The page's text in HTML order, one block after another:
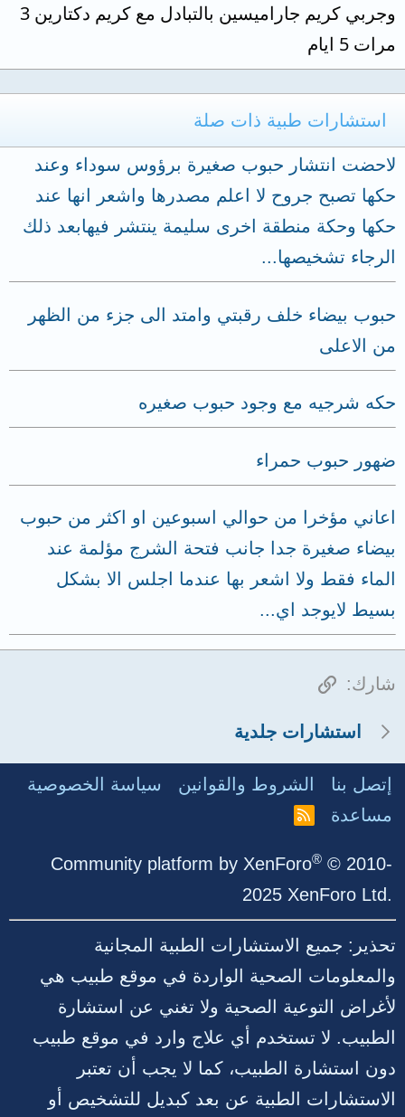
وجربي كريم جاراميسين بالتبادل مع كريم دكتارين 3
مرات 5 ايام
استشارات طبية ذات صلة
لاحضت انتشار حبوب صغيرة برؤوس سوداء وعند
حكها تصبح جروح لا اعلم مصدرها واشعر انها عند
حكها وحكة منطقة اخرى سليمة ينتشر فيهابعد ذلك
الرجاء تشخيصها...
حبوب بيضاء خلف رقبتي وامتد الى جزء من الظهر
من الاعلى
حكه شرجيه مع وجود حبوب صغيره
ضهور حبوب حمراء
اعاني مؤخرا من حوالي اسبوعين او اكثر من حبوب
بيضاء صغيرة جدا جانب فتحة الشرج مؤلمة عند
الماء فقط ولا اشعر بها عندما اجلس الا بشكل
بسيط لايوجد اي...
شارك: الرابط
استشارات جلدية
إتصل بنا الشروط والقوانين
سياسة الخصوصية
مساعدة
R
Community platform by XenForo® © 2010-
2025 XenForo Ltd.
تحذير: جميع الاستشارات الطبية المجانية
والمعلومات الصحية الواردة في موقع طبيب هي
لأغراض التوعية الصحية ولا تغني عن استشارة
الطبيب. لا تستخدم أي علاج وارد في موقع طبيب
دون استشارة الطبيب، كما لا يجب أن تعتبر
الاستشارات الطبية عن بعد كبديل للتشخيص أو